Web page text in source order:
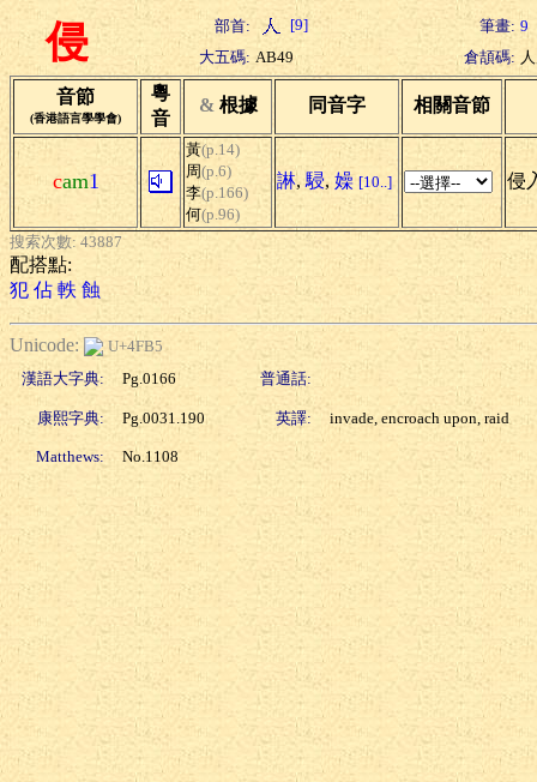
侵 部首: [9] 筆畫: 9
大五碼: AB49 倉頡碼:
音節
(香港語言學學會)
粵
音
& 根據 同音字 相關音節
cam1
黃(p.14)
周(p.6)
李(p.166)
何(p.96)
諃, 駸, 嬠 [10..] 侵
搜索次數: 43887
配搭點:
犯 佔 軼 蝕
Unicode:
U+4FB5
漢語大字典:
Pg.0166 普通話:
康熙字典: Pg.0031.190 英譯: invade, encroach upon, raid
Matthews: No.1108